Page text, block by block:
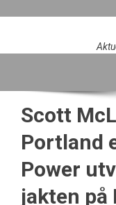
Scott
Portland
Power
jakten på